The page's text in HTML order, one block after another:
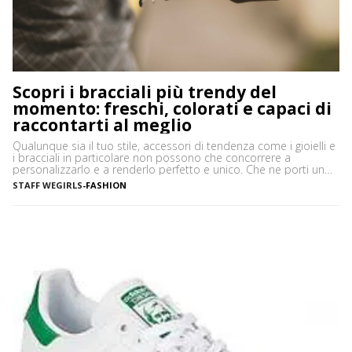
Scopri i bracciali più trendy del
momento: freschi, colorati e capaci di
raccontarti al meglio
Qualunque sia il tuo stile, accessori di tendenza come i gioielli e
i bracciali in particolare non possono che concorrere a
personalizzarlo e a renderlo perfetto e unico. Che ne porti uno
solo, importante o minimale, o ti piaccia mostrarne una serie,
ciascuno con il proprio significato e valore, i bracciali sono
STAFF WEGIRLS-FASHION